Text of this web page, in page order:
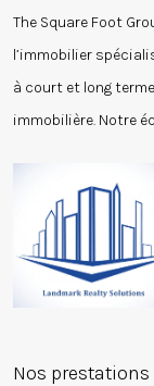
The Square Foot
l’immobilier
à court et long
immobilière. Notre
Nos prestations